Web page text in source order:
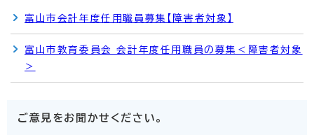
富山市会計年度任用職員募集【障害者対象】
富山市教育委員会 会計年度任用職員の募集＜障害者対象
＞
ご意見をお聞かせください。